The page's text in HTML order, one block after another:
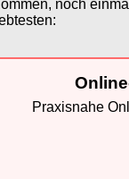
noch
Praxisnahe